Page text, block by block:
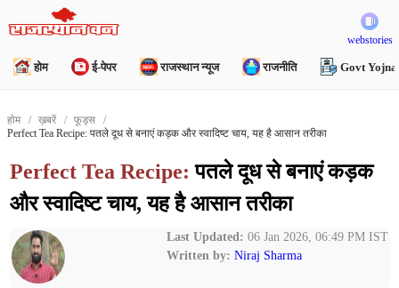
webstories
होम ई-पेपर राजस्थान न्यूज राजनीति Govt Yojna
होम ख़बरें
फूड्स
Perfect Tea Recipe: पतले दूध से बनाएं कड़क और स्वादिष्ट चाय, यह है आसान तरीका
Perfect Tea Recipe: पतले दूध से बनाएं कड़क
और स्वादिष्ट चाय, यह है आसान तरीका
Last Updated: 06 Jan 2026, 06:49 PM IST
Written by: Niraj Sharma